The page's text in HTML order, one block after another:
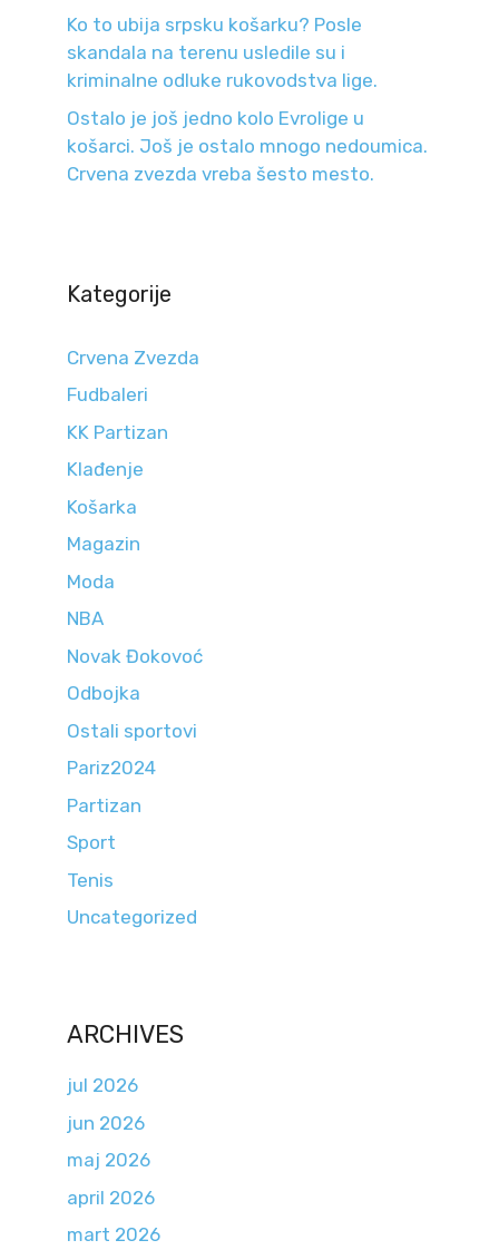
Ko to ubija srpsku košarku? Posle
skandala na terenu usledile su i
kriminalne odluke rukovodstva lige.
Ostalo je još jedno kolo Evrolige u
košarci. Još je ostalo mnogo nedoumica.
Crvena zvezda vreba šesto mesto.
Kategorije
Crvena Zvezda
Fudbaleri
KK Partizan
Klađenje
Košarka
Magazin
Moda
NBA
Novak Đokovoć
Odbojka
Ostali sportovi
Pariz2024
Partizan
Sport
Tenis
Uncategorized
ARCHIVES
jul 2026
jun 2026
maj 2026
april 2026
mart 2026